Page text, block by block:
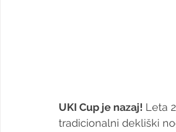
UKI Cup je nazaj! Leta
tradicionalni dekliški